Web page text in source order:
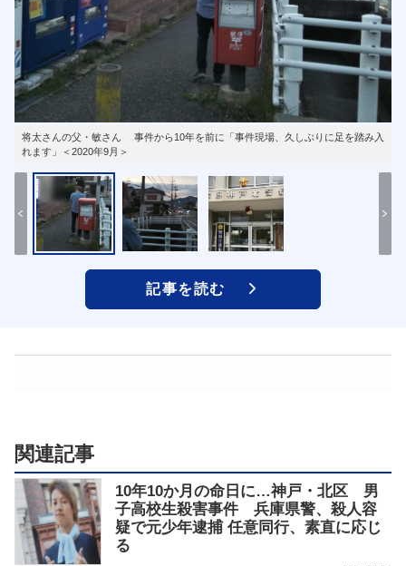
将太さんの父・敏さん 事件から10年を前に「事件現場、久しぶりに足を踏み入
れます」＜2020年9月＞
記事を読む
関連記事
10年10か月の命日に…神戸・北区 男
子高校生殺害事件 兵庫県警、殺人容
疑で元少年逮捕 任意同行、素直に応じ
る